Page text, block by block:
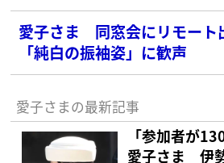
愛子さま 同窓会にリモート
「純白の振袖姿」に歓声
愛子さまの最新記事
「参加者が
愛子さま 伊